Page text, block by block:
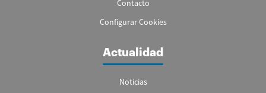
Contacto
Configurar Cookies
Actualidad
Noticias